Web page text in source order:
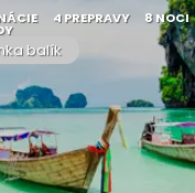
4 PREPRAVY 8 NOCI
balík